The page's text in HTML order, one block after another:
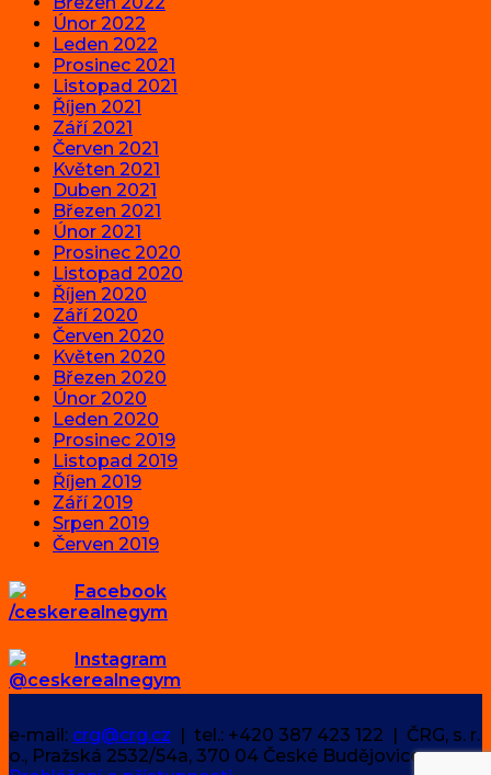
Únor 2022
Leden 2022
Prosinec 2021
Listopad 2021
Říjen 2021
Září 2021
Červen 2021
Květen 2021
Duben 2021
Březen 2021
Únor 2021
Prosinec 2020
Listopad 2020
Říjen 2020
Září 2020
Červen 2020
Květen 2020
Březen 2020
Únor 2020
Leden 2020
Prosinec 2019
Listopad 2019
Říjen 2019
Září 2019
Srpen 2019
Červen 2019
Facebook
/ceskerealnegym
Instagram
@ceskerealnegym
e-mail: crg@crg.cz | tel.: +420 387 423 122 | ČRG, s. r.
o., Pražská 2532/54a, 370 04 České Budějovice